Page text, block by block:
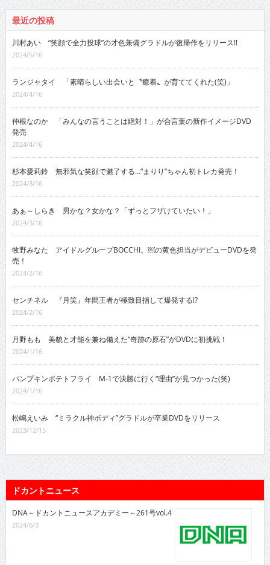
最近の投稿
川村あい “笑顔で全力投球”の才色兼備グラドルが復帰作をリリース!!
2024/5/16
ランジャタイ 「素晴らしい出会いと〝癒着〟が育ててくれた(笑)」
2024/4/16
仲根なのか 「みんなの言うことは絶対！」が合言葉の新作イメージDVD
発売
2024/4/16
杉本愛莉鈴 無邪気な笑顔で魅了する…“まりり”ちゃん初トレカ発売！
2024/3/16
あぁ～しらき 男かな？女かな？「ずっとフザけていたい！」
2024/3/16
牧野みなた アイドルグループBOCCHI。￼の黄色担当がデビューDVDを発
売！
2024/2/16
センチネル 『月笑』年間王者が極致目指して爆発する!?
2024/2/16
月野もも 美貌と才能を兼ね備えた“奇跡の原石”がDVDに初挑戦！
2024/1/16
パンプキンポテトフライ M-1で決勝に行く“理由”が見つかった(笑)
2024/1/16
松嶋えいみ “ミラクル神ボディ”グラドルが卒業DVDをリリース
2023/12/15
ドカントニュース
DNA～ドカントニュースアカデミー～261号vol.4
2024/6/3